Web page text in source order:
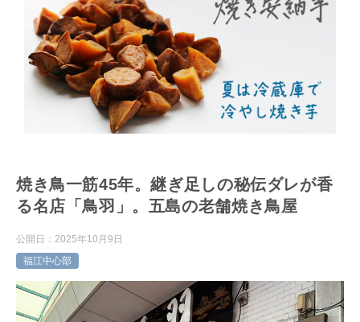
焼き鳥一筋45年。継ぎ足しの秘伝ダレが香
る名店「鳥羽」。五島の老舗焼き鳥屋
公開日： 2025年10月9日
福江中心部